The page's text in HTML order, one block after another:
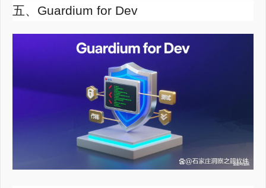
五、Guardium for Dev